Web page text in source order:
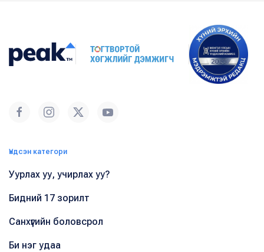
Үндсэн категори
Уурлах уу, учирлах уу?
Бидний 17 зорилт
Санхүүгийн боловсрол
Би нэг удаа